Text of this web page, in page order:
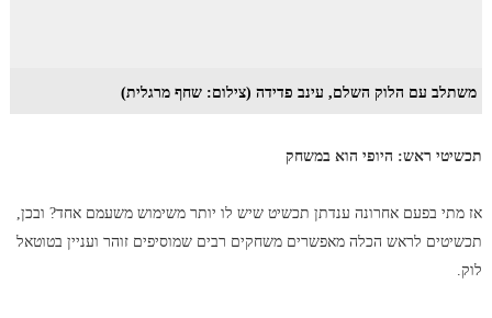
משתלב עם הלוק השלם, עינב פדידה (צילום: שחף מרגלית)
תכשיטי ראש: היופי הוא במשחק
אז מתי בפעם אחרונה ענדתן תכשיט שיש לו יותר משימוש משעמם אחד? ובכן,
תכשיטים לראש הכלה מאפשרים משחקים רבים שמוסיפים זוהר ועניין בטוטאל
לוק.